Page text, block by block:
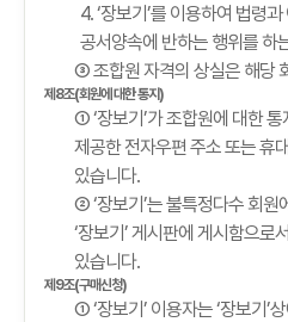
4. ‘장보기’를 이용하여 법령
공서양속에 반하는 행위를 하
③ 조합원 자격의 상실은 해당
제8조(회원에 대한 통지)
① ‘장보기’가 조합원에 대한 통
제공한 전자우편 주소 또는 휴
있습니다.
② ‘장보기’는 불특정다수 회원
‘장보기’ 게시판에 게시함으로
있습니다.
제9조(구매신청)
① ‘장보기’ 이용자는 ‘장보기’